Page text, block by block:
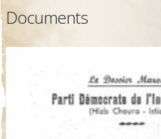
Documents